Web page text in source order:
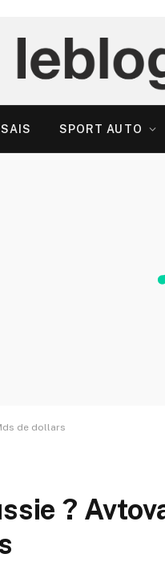
SPORT AUTO
de dollars
?